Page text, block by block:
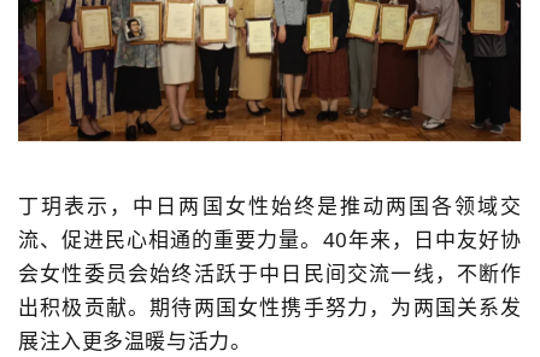
丁玥表示，中日两国女性始终是推动两国各领域交
流、促进民心相通的重要力量。40年来，日中友好协
会女性委员会始终活跃于中日民间交流一线，不断作
出积极贡献。期待两国女性携手努力，为两国关系发
展注入更多温暖与活力。